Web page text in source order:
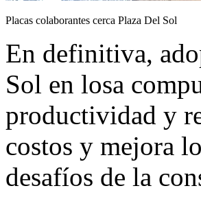
Placas colaborantes cerca Plaza Del Sol
En definitiva,
Sol en losa
productividad y
costos y mejora
desafíos de la